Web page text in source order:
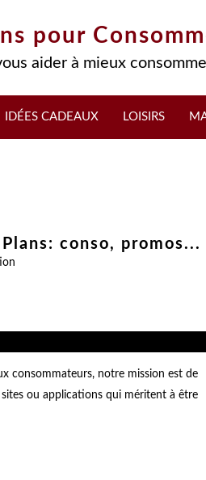
pour
aider à mieux
IDÉES CADEAUX LOISIRS
conso, promos...
consommateurs, notre mission est de
ou applications qui méritent à être